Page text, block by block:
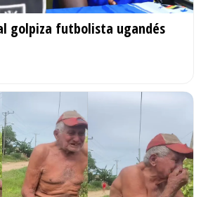
golpiza futbolista ugandés